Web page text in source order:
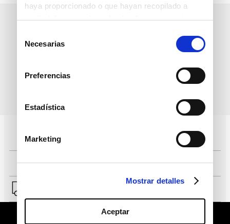
haya proporcionado o que hayan recopilado a
partir del uso que haya hecho de sus servicios.
deNecesarias
Preferencias
Estadística
Marketing
Mostrar detalles
Aceptar
datos personales
Pagos 100% seguros, página certificada
Comprar fácil en solo 4 pasos